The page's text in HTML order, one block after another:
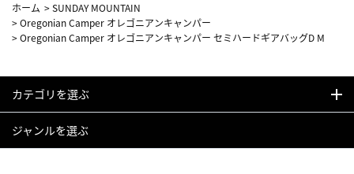
ホーム >SUNDAY MOUNTAIN
>Oregonian Camper オレゴニアンキャンパー
>Oregonian Camper オレゴニアンキャンパー セミハードギアバッグD M
カテゴリを選ぶ
ジャンルを選ぶ